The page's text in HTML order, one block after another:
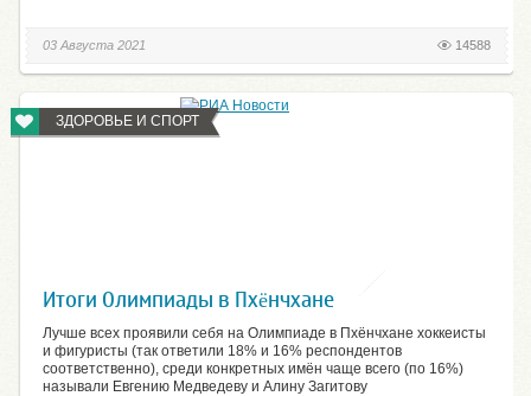
14588
03 Августа 2021
ЗДОРОВЬЕ И СПОРТ
Итоги Олимпиады в Пхёнчхане
Лучше всех проявили себя на Олимпиаде в Пхёнчхане хоккеисты
и фигуристы (так ответили 18% и 16% респондентов
соответственно), среди конкретных имён чаще всего (по 16%)
называли Евгению Медведеву и Алину Загитову